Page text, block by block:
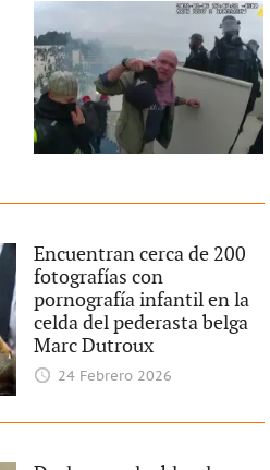
Encuentran cerca de 200
fotografías con
pornografía infantil en la
celda del pederasta belga
Marc Dutroux
24 Febrero 2026